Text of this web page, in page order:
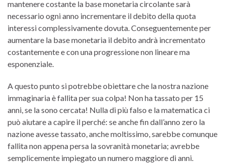
mantenere costante la base monetaria circolante sarà
necessario ogni anno incrementare il debito della quota
interessi complessivamente dovuta. Conseguentemente per
aumentare la base monetaria il debito andrà incrementato
costantemente e con una progressione non lineare ma
esponenziale.
A questo punto si potrebbe obiettare che la nostra nazione
immaginaria è fallita per sua colpa! Non ha tassato per 15
anni, se la sono cercata! Nulla di più falso e la matematica ci
può aiutare a capire il perché: se anche fin dall’anno zero la
nazione avesse tassato, anche moltissimo, sarebbe comunque
fallita non appena persa la sovranità monetaria; avrebbe
semplicemente impiegato un numero maggiore di anni.